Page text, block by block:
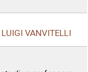
VANVITELLI